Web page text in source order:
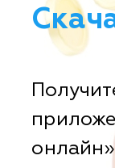
онлайн»